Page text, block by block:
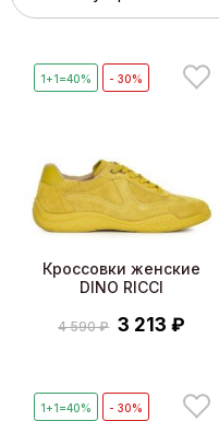
1+1=40% - 30%
Кроссовки женские
DINO RICCI
4 590 ₽ 3 213 ₽
1+1=40% - 30%